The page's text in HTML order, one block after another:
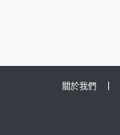
關於我們